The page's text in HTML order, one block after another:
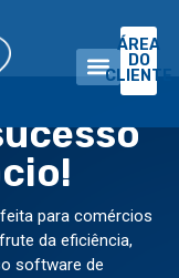
ÁREA
DO
CLIENTE
para comércios
da eficiência,
software de